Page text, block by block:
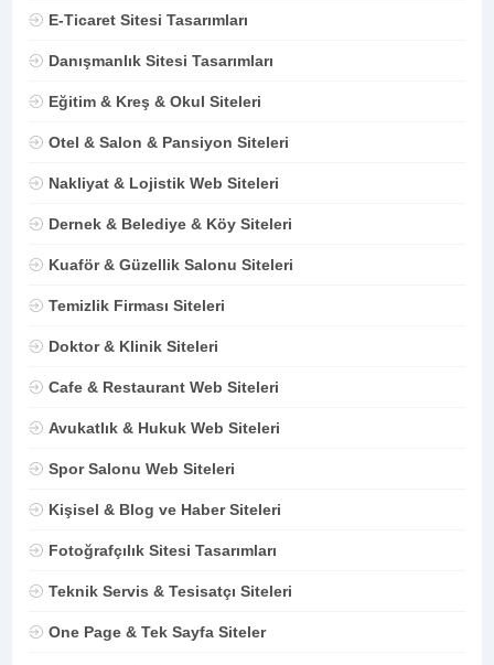
E-Ticaret Sitesi Tasarımları
Danışmanlık Sitesi Tasarımları
Eğitim & Kreş & Okul Siteleri
Otel & Salon & Pansiyon Siteleri
Nakliyat & Lojistik Web Siteleri
Dernek & Belediye & Köy Siteleri
Kuaför & Güzellik Salonu Siteleri
Temizlik Firması Siteleri
Doktor & Klinik Siteleri
Cafe & Restaurant Web Siteleri
Avukatlık & Hukuk Web Siteleri
Spor Salonu Web Siteleri
Kişisel & Blog ve Haber Siteleri
Fotoğrafçılık Sitesi Tasarımları
Teknik Servis & Tesisatçı Siteleri
One Page & Tek Sayfa Siteler